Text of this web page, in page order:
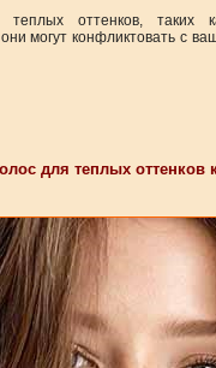
теплых оттенков, таких
могут конфликтовать с
для теплых оттенков